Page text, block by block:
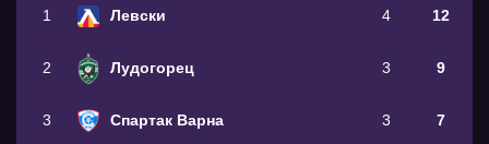
1 Левски 4 12
2 Лудогорец 3 9
3 Спартак Варна 3 7